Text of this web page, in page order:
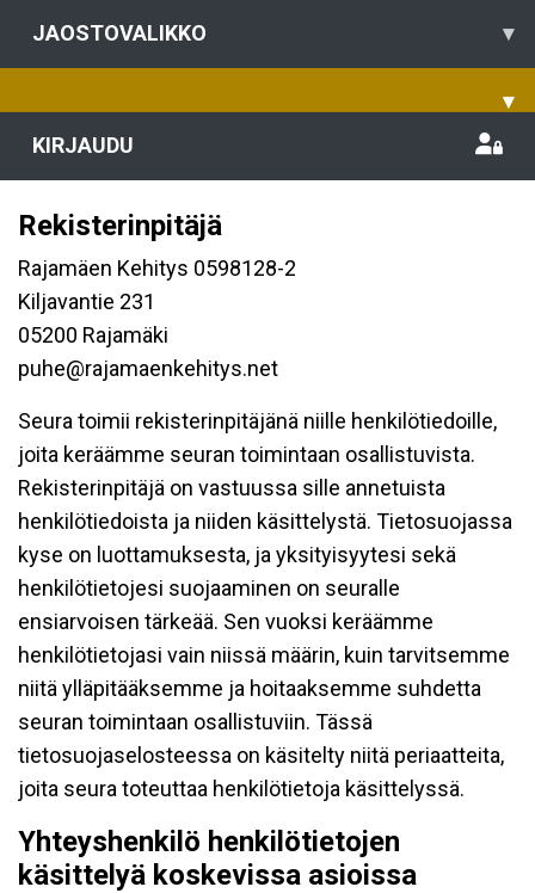
JAOSTOVALIKKO ▾
▾
KIRJAUDU
Rekisterinpitäjä
Rajamäen Kehitys 0598128-2
Kiljavantie 231
05200 Rajamäki
puhe@rajamaenkehitys.net
Seura toimii rekisterinpitäjänä niille henkilötiedoille,
joita keräämme seuran toimintaan osallistuvista.
Rekisterinpitäjä on vastuussa sille annetuista
henkilötiedoista ja niiden käsittelystä. Tietosuojassa
kyse on luottamuksesta, ja yksityisyytesi sekä
henkilötietojesi suojaaminen on seuralle
ensiarvoisen tärkeää. Sen vuoksi keräämme
henkilötietojasi vain niissä määrin, kuin tarvitsemme
niitä ylläpitääksemme ja hoitaaksemme suhdetta
seuran toimintaan osallistuviin. Tässä
tietosuojaselosteessa on käsitelty niitä periaatteita,
joita seura toteuttaa henkilötietoja käsittelyssä.
Yhteyshenkilö henkilötietojen
käsittelyä koskevissa asioissa